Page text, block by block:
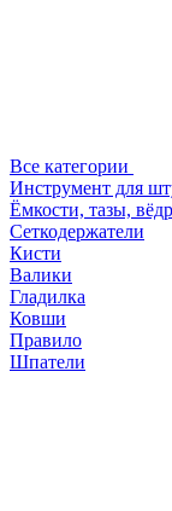
Все категории
Инструмент для
Ёмкости, тазы,
Сеткодержатели
Кисти
Валики
Гладилка
Ковши
Правило
Шпатели